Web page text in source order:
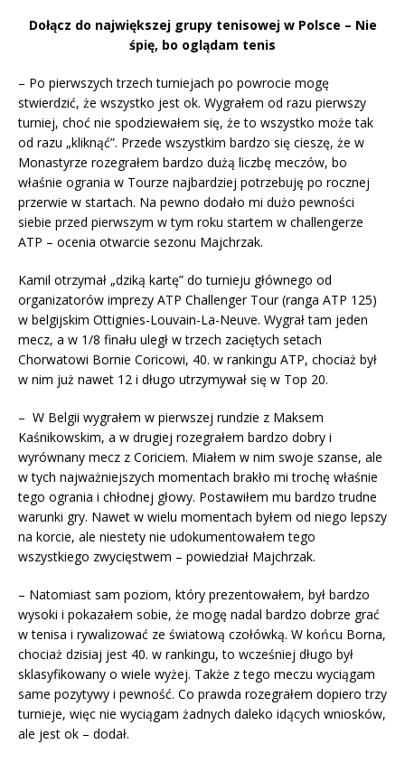
Dołącz do największej grupy tenisowej w Polsce – Nie
śpię, bo oglądam tenis
– Po pierwszych trzech turniejach po powrocie mogę
stwierdzić, że wszystko jest ok. Wygrałem od razu pierwszy
turniej, choć nie spodziewałem się, że to wszystko może tak
od razu „kliknąć”. Przede wszystkim bardzo się cieszę, że w
Monastyrze rozegrałem bardzo dużą liczbę meczów, bo
właśnie ogrania w Tourze najbardziej potrzebuję po rocznej
przerwie w startach. Na pewno dodało mi dużo pewności
siebie przed pierwszym w tym roku startem w challengerze
ATP – ocenia otwarcie sezonu Majchrzak.
Kamil otrzymał „dziką kartę” do turnieju głównego od
organizatorów imprezy ATP Challenger Tour (ranga ATP 125)
w belgijskim Ottignies-Louvain-La-Neuve. Wygrał tam jeden
mecz, a w 1/8 finału uległ w trzech zaciętych setach
Chorwatowi Bornie Coricowi, 40. w rankingu ATP, chociaż był
w nim już nawet 12 i długo utrzymywał się w Top 20.
– W Belgii wygrałem w pierwszej rundzie z Maksem
Kaśnikowskim, a w drugiej rozegrałem bardzo dobry i
wyrównany mecz z Coriciem. Miałem w nim swoje szanse, ale
w tych najważniejszych momentach brakło mi trochę właśnie
tego ogrania i chłodnej głowy. Postawiłem mu bardzo trudne
warunki gry. Nawet w wielu momentach byłem od niego lepszy
na korcie, ale niestety nie udokumentowałem tego
wszystkiego zwycięstwem – powiedział Majchrzak.
– Natomiast sam poziom, który prezentowałem, był bardzo
wysoki i pokazałem sobie, że mogę nadal bardzo dobrze grać
w tenisa i rywalizować ze światową czołówką. W końcu Borna,
chociaż dzisiaj jest 40. w rankingu, to wcześniej długo był
sklasyfikowany o wiele wyżej. Także z tego meczu wyciągam
same pozytywy i pewność. Co prawda rozegrałem dopiero trzy
turnieje, więc nie wyciągam żadnych daleko idących wniosków,
ale jest ok – dodał.